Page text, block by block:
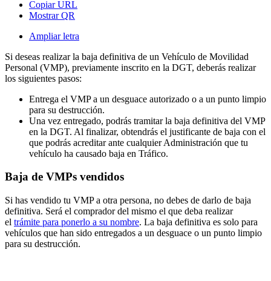
Copiar URL
Mostrar QR
Ampliar letra
Si deseas realizar la baja definitiva de un Vehículo de Movilidad
Personal (VMP), previamente inscrito en la DGT, deberás realizar
los siguientes pasos:
Entrega el VMP a un desguace autorizado o a un punto limpio
para su destrucción.
Una vez entregado, podrás tramitar la baja definitiva del VMP
en la DGT. Al finalizar, obtendrás el justificante de baja con el
que podrás acreditar ante cualquier Administración que tu
vehículo ha causado baja en Tráfico.
Baja de VMPs vendidos
Si has vendido tu VMP a otra persona, no debes de darlo de baja
definitiva. Será el comprador del mismo el que deba realizar
el trámite para ponerlo a su nombre. La baja definitiva es solo para
vehículos que han sido entregados a un desguace o un punto limpio
para su destrucción.